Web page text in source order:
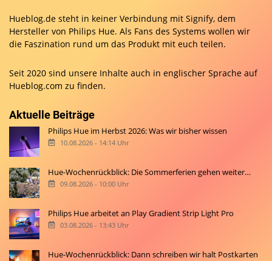
Hueblog.de steht in keiner Verbindung mit Signify, dem
Hersteller von Philips Hue. Als Fans des Systems wollen wir
die Faszination rund um das Produkt mit euch teilen.
Seit 2020 sind unsere Inhalte auch in englischer Sprache auf
Hueblog.com zu finden.
Aktuelle Beiträge
Philips Hue im Herbst 2026: Was wir bisher wissen
10.08.2026 - 14:14 Uhr
Hue-Wochenrückblick: Die Sommerferien gehen weiter…
09.08.2026 - 10:00 Uhr
Philips Hue arbeitet an Play Gradient Strip Light Pro
03.08.2026 - 13:43 Uhr
Hue-Wochenrückblick: Dann schreiben wir halt Postkarten